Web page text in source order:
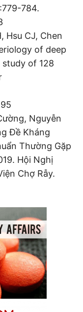
784.
Hsu CJ, Chen
of deep
of 128
Nguyễn
Đề Kháng
Thường Gặp
Hội Nghị
Chợ Rẫy.